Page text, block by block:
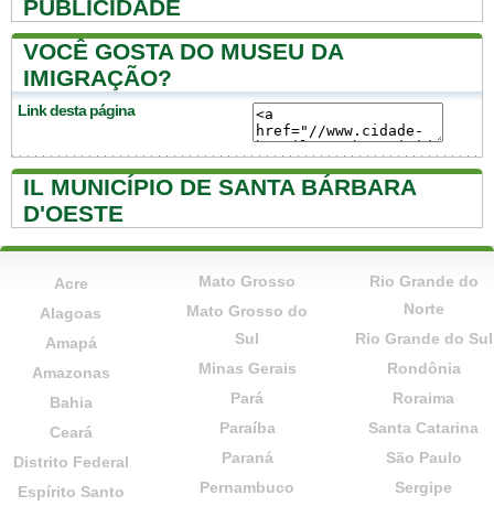
PUBLICIDADE
VOCÊ GOSTA DO MUSEU DA
IMIGRAÇÃO?
Link desta página
IL MUNICÍPIO DE SANTA BÁRBARA
D'OESTE
Acre
Alagoas
Amapá
Amazonas
Bahia
Ceará
Distrito Federal
Espírito Santo
Mato Grosso
Mato Grosso do
Sul
Minas Gerais
Pará
Paraíba
Paraná
Pernambuco
Rio Grande do
Norte
Rio Grande do Sul
Rondônia
Roraima
Santa Catarina
São Paulo
Sergipe